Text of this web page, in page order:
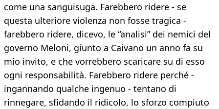
come una sanguisuga. Farebbero ridere - se
questa ulteriore violenza non fosse tragica -
farebbero ridere, dicevo, le “analisi” dei nemici del
governo Meloni, giunto a Caivano un anno fa su
mio invito, e che vorrebbero scaricare su di esso
ogni responsabilità. Farebbero ridere perché -
ingannando qualche ingenuo - tentano di
rinnegare, sfidando il ridicolo, lo sforzo compiuto